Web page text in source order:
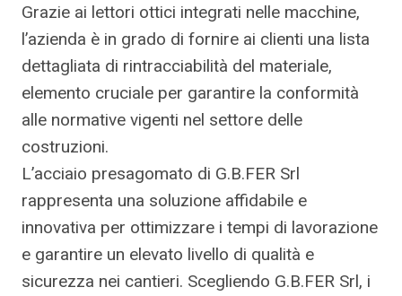
Grazie ai lettori ottici integrati nelle macchine,
l’azienda è in grado di fornire ai clienti una lista
dettagliata di rintracciabilità del materiale,
elemento cruciale per garantire la conformità
alle normative vigenti nel settore delle
costruzioni.
L’acciaio presagomato di G.B.FER Srl
rappresenta una soluzione affidabile e
innovativa per ottimizzare i tempi di lavorazione
e garantire un elevato livello di qualità e
sicurezza nei cantieri. Scegliendo G.B.FER Srl, i